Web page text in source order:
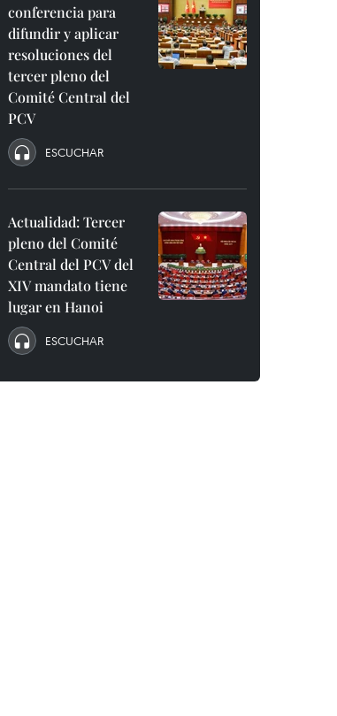
conferencia para
difundir y aplicar
resoluciones del
tercer pleno del
Comité Central del
PCV
ESCUCHAR
Actualidad: Tercer
pleno del Comité
Central del PCV del
XIV mandato tiene
lugar en Hanoi
ESCUCHAR